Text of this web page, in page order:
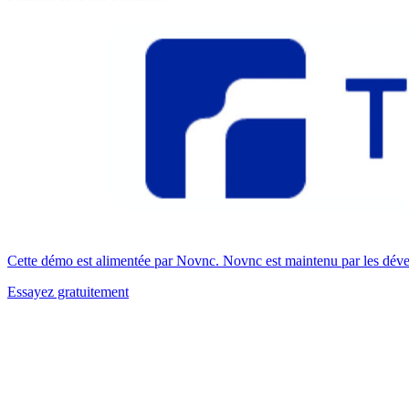
Cette démo est alimentée par Novnc. Novnc est maintenu par les
Essayez gratuitement